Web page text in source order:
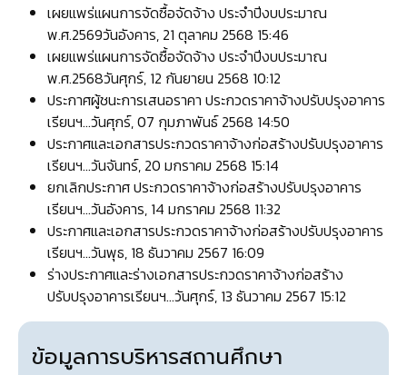
เผยแพร่แผนการจัดซื้อจัดจ้าง ประจำปีงบประมาณ
พ.ศ.2569วันอังคาร, 21 ตุลาคม 2568 15:46
เผยแพร่แผนการจัดซื้อจัดจ้าง ประจำปีงบประมาณ
พ.ศ.2568วันศุกร์, 12 กันยายน 2568 10:12
ประกาศผู้ชนะการเสนอราคา ประกวดราคาจ้างปรับปรุงอาคาร
เรียนฯ...วันศุกร์, 07 กุมภาพันธ์ 2568 14:50
ประกาศและเอกสารประกวดราคาจ้างก่อสร้างปรับปรุงอาคาร
เรียนฯ...วันจันทร์, 20 มกราคม 2568 15:14
ยกเลิกประกาศ ประกวดราคาจ้างก่อสร้างปรับปรุงอาคาร
เรียนฯ...วันอังคาร, 14 มกราคม 2568 11:32
ประกาศและเอกสารประกวดราคาจ้างก่อสร้างปรับปรุงอาคาร
เรียนฯ...วันพุธ, 18 ธันวาคม 2567 16:09
ร่างประกาศและร่างเอกสารประกวดราคาจ้างก่อสร้าง
ปรับปรุงอาคารเรียนฯ...วันศุกร์, 13 ธันวาคม 2567 15:12
ข้อมูลการบริหารสถานศึกษา